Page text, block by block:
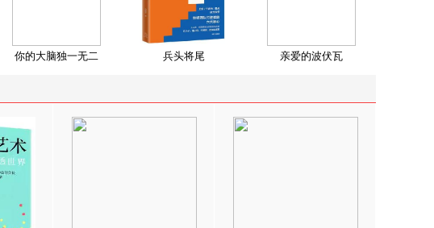
你的大脑独一无二 兵头将尾 亲爱的波伏瓦